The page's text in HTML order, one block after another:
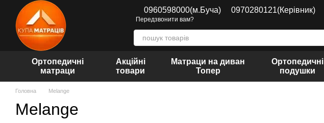
Перейти до основного контенту 0960598000(м.Буча) 0970280121(Керівник)
Передзвонити вам?
Ортопедичні
матраци
Акційні
товари
Матраци на диван
Топер
Ортопедичні
подушки
Головна Melange
Melange